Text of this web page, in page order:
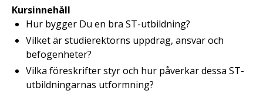
Kursinnehåll
Hur bygger Du en bra ST-utbildning?
Vilket är studierektorns uppdrag, ansvar och
befogenheter?
Vilka föreskrifter styr och hur påverkar dessa ST-
utbildningarnas utformning?